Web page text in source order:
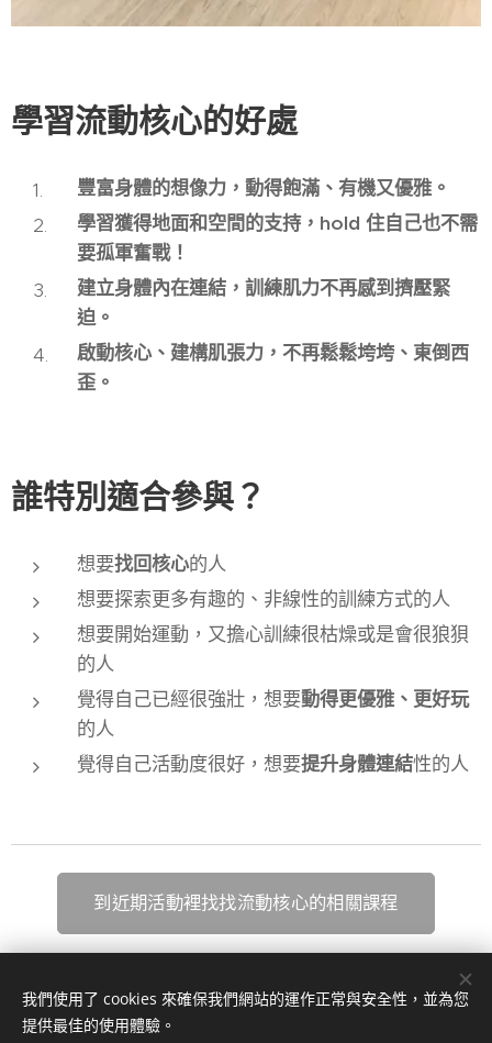
學習流動核心的好處
豐富身體的想像力，動得飽滿、有機又優雅。
學習獲得地面和空間的支持，hold 住自己也不需
要孤軍奮戰！
建立身體內在連結，訓練肌力不再感到擠壓緊
迫。
啟動核心、建構肌張力，不再鬆鬆垮垮、東倒西
歪。
誰特別適合參與？
想要找回核心的人
想要探索更多有趣的、非線性的訓練方式的人
想要開始運動，又擔心訓練很枯燥或是會很狼狽
的人
覺得自己已經很強壯，想要動得更優雅、更好玩
的人
覺得自己活動度很好，想要提升身體連結性的人
到近期活動裡找找流動核心的相關課程
Facebook粉絲專頁
我們使用了 cookies 來確保我們網站的運作正常與安全性，並為您
提供最佳的使用體驗。